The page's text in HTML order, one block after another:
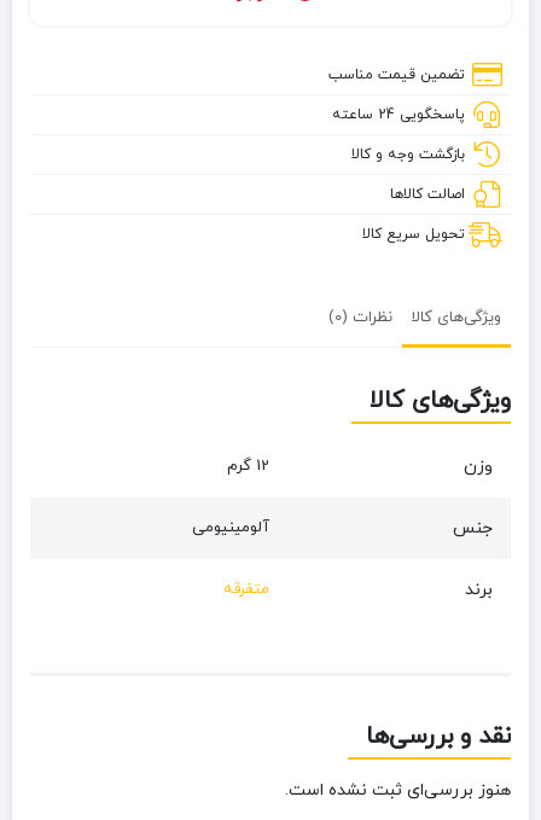
تضمین قیمت مناسب
پاسخگویی 24 ساعته
بازگشت وجه و کالا
اصالت کالاها
تحویل سریع کالا
ویژگی‌های کالا نظرات (0)
ویژگی‌های کالا
وزن 12 گرم
جنس آلومینیومی
برند متفرقه
نقد و بررسی‌ها
هنوز بررسی‌ای ثبت نشده است.